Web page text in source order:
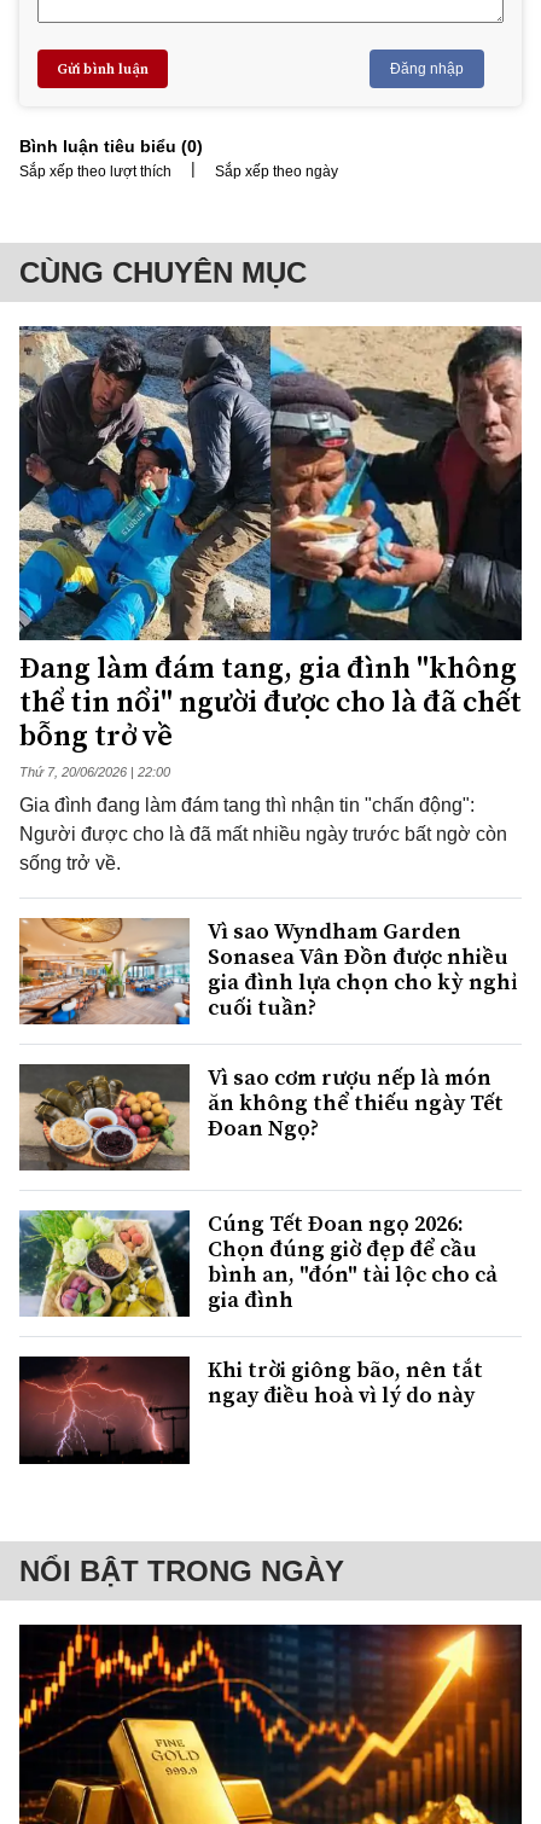
Gửi bình luận Đăng nhập
Bình luận tiêu biểu (0)
Sắp xếp theo lượt thích | Sắp xếp theo ngày
CÙNG CHUYÊN MỤC
Đang làm đám tang, gia đình "không
thể tin nổi" người được cho là đã chết
bỗng trở về
Thứ 7, 20/06/2026 | 22:00
Gia đình đang làm đám tang thì nhận tin "chấn động":
Người được cho là đã mất nhiều ngày trước bất ngờ còn
sống trở về.
Vì sao Wyndham Garden
Sonasea Vân Đồn được nhiều
gia đình lựa chọn cho kỳ nghỉ
cuối tuần?
Vì sao cơm rượu nếp là món
ăn không thể thiếu ngày Tết
Đoan Ngọ?
Cúng Tết Đoan ngọ 2026:
Chọn đúng giờ đẹp để cầu
bình an, "đón" tài lộc cho cả
gia đình
Khi trời giông bão, nên tắt
ngay điều hoà vì lý do này
NỔI BẬT TRONG NGÀY